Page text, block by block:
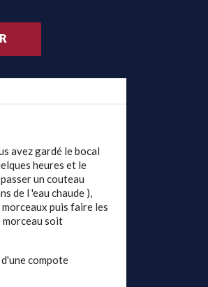
avez gardé le bocal
heures et le
un couteau
de l 'eau chaude ),
puis faire les
morceau soit
compote